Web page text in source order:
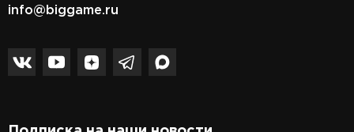
info@biggame.ru